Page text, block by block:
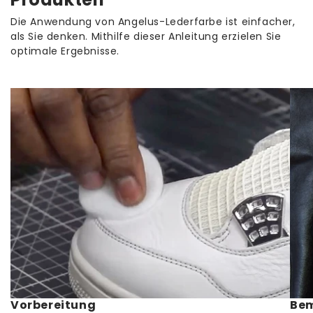
Dieses praktische, robuste Werkzeug gehört zur
Ausrüstung eines jeden Künstlers.
· DHL - Lieferzeit 1 bis 2 Werktage 4,95 €
Ab einem Bestellwert von 65,00 € liefern wir
versandkostenfrei.
Die Anwendung von Angelus-Lederfarbe ist einfacher,
als Sie denken. Mithilfe dieser Anleitung erzielen Sie
optimale Ergebnisse.
Vorbereitung